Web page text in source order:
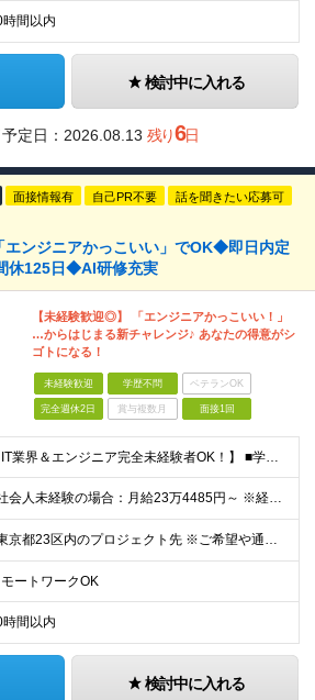
時間以内
検討中に入れる
定日： 2026.08.13 残り6日
面接情報有 自己PR不要 話を聞きたい応募可
ンジニアかっこいい」でOK◆即日内定
休125日◆AI研修充実
【未経験歓迎◎】 「エンジニアかっこいい！」
…からはじまる新チャレンジ♪ あなたの得意がシ
ゴトになる！
未経験歓迎 学歴不問 ベテランOK
完全週休2日 賞与複数月 面接1回
【IT業界＆エンジニア完全未経験者OK！】 ■学歴不問 ■第二新卒歓迎 ■未経験OK ☆IT知識は一切問いません！ 【活かせる経験・スキル】 ■接客経験をお持ちの方 ■PCが得意な方 接客経験（フ
■社会人未経験の場合：月給23万4485円～ ※経験・能力などを考慮の上、当社規定により優遇します ※業界未経験の方でも前職での経験を最大限に評価します ※上記にはみなし残業代(25時間分3万832
■東京都23区内のプロジェクト先 ※ご希望や通勤時間を考慮して、配属先を決定します。 【本社】 東京都新宿区西新宿4-10-19 3階 ＼オフィス移転！デスクも心機一転アップデート！／ 全席に
モートワークOK
時間以内
検討中に入れる